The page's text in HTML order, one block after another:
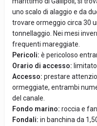
uno scalo di alaggio e da
trovare ormeggio circa 30
tonnellaggio. Nei mesi
frequenti mareggiate.
Pericoli: è pericoloso
Orario di accesso:
Accesso: prestare
ormeggiate, entrambi
del canale.
Fondo marino: roccia e
Fondali: in banchina da